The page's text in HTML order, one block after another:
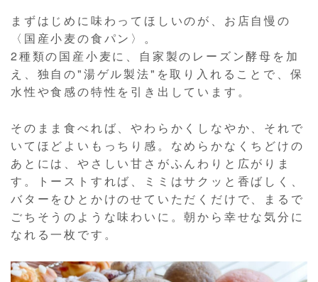
まずはじめに味わってほしいのが、お店自慢の
〈国産小麦の食パン〉。
2種類の国産小麦に、自家製のレーズン酵母を加
え、独自の"湯ゲル製法"を取り入れることで、保
水性や食感の特性を引き出しています。
そのまま食べれば、やわらかくしなやか、それで
いてほどよいもっちり感。なめらかなくちどけの
あとには、やさしい甘さがふんわりと広がりま
す。トーストすれば、ミミはサクッと香ばしく、
バターをひとかけのせていただくだけで、まるで
ごちそうのような味わいに。朝から幸せな気分に
なれる一枚です。